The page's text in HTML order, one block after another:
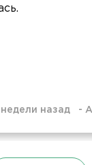
назад -